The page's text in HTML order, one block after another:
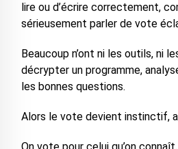
lire ou d’écrire correctement,
sérieusement parler de vote
Beaucoup n’ont ni les outils, ni
décrypter un programme,
les bonnes questions.
Alors le vote devient instinctif,